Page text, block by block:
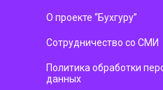
О проекте “Бухгуру”
Сотрудничество со СМИ
Политика обработки
данных